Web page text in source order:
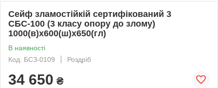
Сейф зламостійкій сертифікований 3
СБС-100 (3 класу опору до злому)
1000(в)х600(ш)х650(гл)
В наявності
Код: БСЗ-0109
Роздріб
34 650 ₴